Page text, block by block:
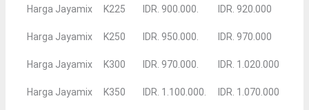
Harga Jayamix K225 IDR. 900.000. IDR. 920.000
Harga Jayamix K250 IDR. 950.000. IDR. 970.000
Harga Jayamix K300 IDR. 970.000. IDR. 1.020.000
Harga Jayamix K350 IDR. 1.100.000. IDR. 1.070.000